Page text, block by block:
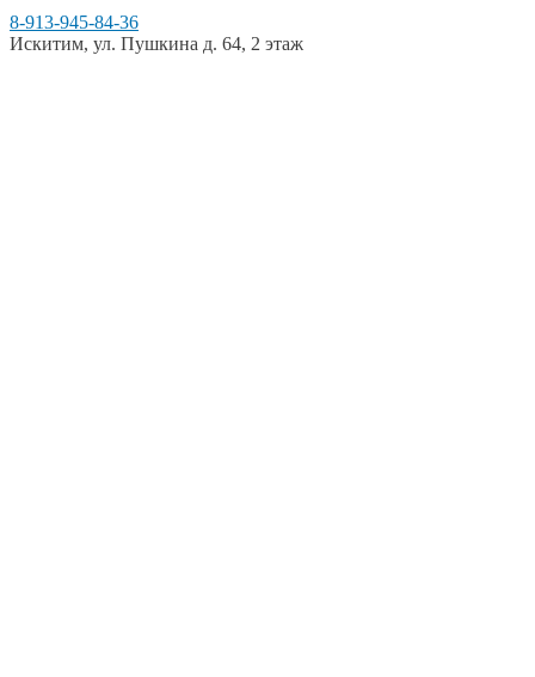
8-913-945-84-36
Искитим, ул. Пушкина д. 64, 2 этаж